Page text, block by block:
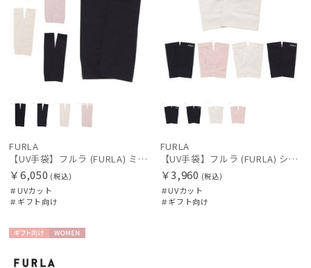
FURLA
【UV手袋】フルラ (FURLA) ミディアム ＵＶ手袋 ロゴ刺繍 指無し 接触冷感
￥6,050 (税込)
＃UVカット
＃ギフト向け
FURLA
【UV手袋】フルラ (FURLA) ショート ＵＶ手袋 ラインストーンロゴ 指無し
￥3,960 (税込)
＃UVカット
＃ギフト向け
向け
N